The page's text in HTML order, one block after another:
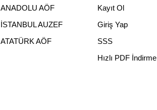
ANADOLU AÖF
İSTANBUL AUZEF
ATATÜRK AÖF
Kayıt Ol
Giriş Yap
SSS
Hızlı PDF İndirme